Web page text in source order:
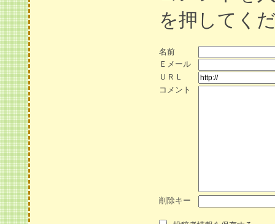
を押してく
名前
Ｅメール
ＵＲＬ
コメント
削除キー